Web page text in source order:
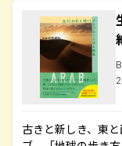
古きと新しき、東